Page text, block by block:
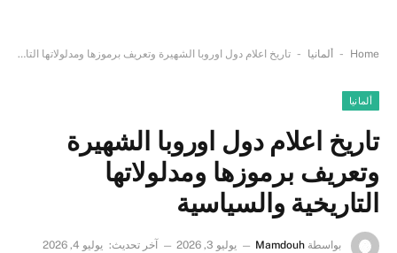
Home
- ألمانيا - تاريخ اعلام دول اوروبا الشهيرة وتعريف برموزها ومدلولاتها التاريخية والسياسية
ألمانيا
تاريخ اعلام دول اوروبا الشهيرة
وتعريف برموزها ومدلولاتها
التاريخية والسياسية
بواسطة Mamdouh يوليو 3, 2026 آخر تحديث: يوليو 4, 2026